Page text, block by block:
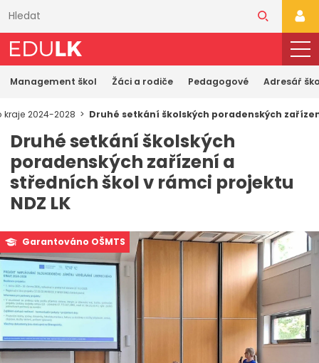
obsahu
Management škol Žáci a rodiče Pedagogové Adresář
2024-2028 Druhé setkání školských poradenských
Druhé setkání školských
poradenských zařízení a
středních škol v rámci projektu
NDZ LK
Garantováno OŠMTS